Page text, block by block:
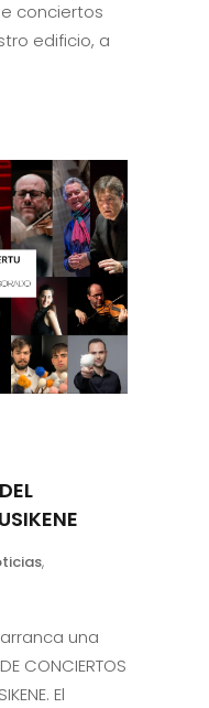
conciertos
edificio, a
,
una
CONCIERTOS
El